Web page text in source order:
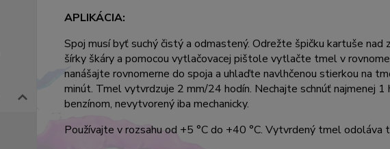
APLIKÁCIA:
Spoj musí byť suchý čistý a odmastený. Odrežte špičku kartuše nad
šírky škáry a pomocou vytlačovacej pištole vytlačte tmel v
nanášajte rovnomerne do spoja a uhlaďte navlhčenou stierkou na
minút. Tmel vytvrdzuje 2 mm/24 hodín. Nechajte schnúť najmenej 1
benzínom, nevytvorený iba mechanicky.
Používajte v rozsahu od +5 °C do +40 °C. Vytvrdený tmel odoláva